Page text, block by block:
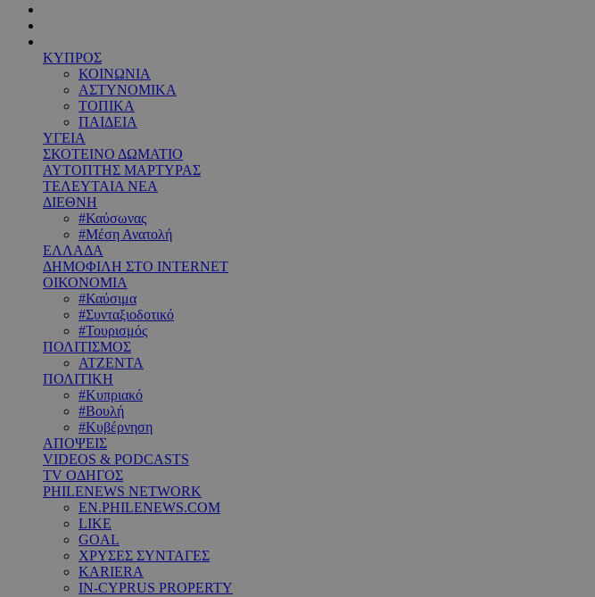
ΚΥΠΡΟΣ
ΚΟΙΝΩΝΙΑ
ΑΣΤΥΝΟΜΙΚΑ
ΤΟΠΙΚΑ
ΠΑΙΔΕΙΑ
ΥΓΕΙΑ
ΣΚΟΤΕΙΝΟ ΔΩΜΑΤΙΟ
ΑΥΤΟΠΤΗΣ ΜΑΡΤΥΡΑΣ
ΤΕΛΕΥΤΑΙΑ ΝΕΑ
ΔΙΕΘΝΗ
#Καύσωνας
#Μέση Ανατολή
ΕΛΛΑΔΑ
ΔΗΜΟΦΙΛΗ ΣΤΟ INTERNET
ΟΙΚΟΝΟΜΙΑ
#Καύσιμα
#Συνταξιοδοτικό
#Τουρισμός
ΠΟΛΙΤΙΣΜΟΣ
ΑΤΖΕΝΤΑ
ΠΟΛΙΤΙΚΗ
#Κυπριακό
#Βουλή
#Κυβέρνηση
ΑΠΟΨΕΙΣ
VIDEOS & PODCASTS
TV ΟΔΗΓΟΣ
PHILENEWS NETWORK
EN.PHILENEWS.COM
LIKE
GOAL
ΧΡΥΣΕΣ ΣΥΝΤΑΓΕΣ
KARIERA
IN-CYPRUS PROPERTY